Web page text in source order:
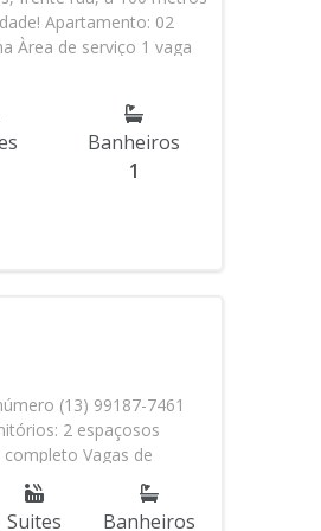
Apartamento: 02
Àrea de serviço 1 vaga
construtora *Entrada $
Total $ 580 mil Tupi
mais repleto de imóveis
recursos que suprem
com farmácias,
Imóveis!! Mirian
Davino Imóveis Praia
Banheiros
1
(13) 99187-7461
2 espaçosos
Vagas de
oferecendo a
gosto Vista:
Suites
Banheiros